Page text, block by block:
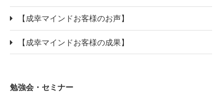
【成幸マインドお客様のお声】
【成幸マインドお客様の成果】
勉強会・セミナー